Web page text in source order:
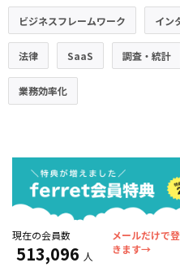
ビジネスフレームワーク イン
法律 SaaS 調査・統計
業務効率化
現在の会員数
513,096 人
メールだけで
きます→